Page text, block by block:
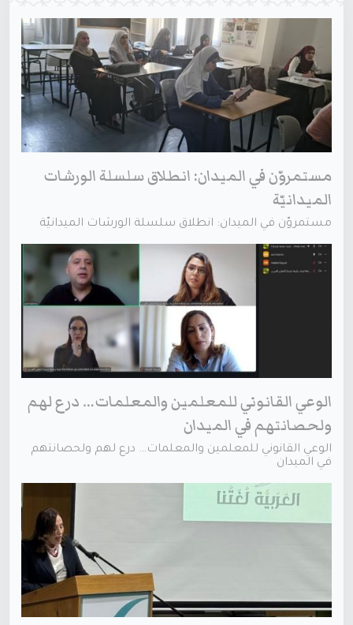
مستمروّن في الميدان: انطلاق سلسلة الورشات
الميدانيّة
مستمروّن في الميدان: انطلاق سلسلة الورشات الميدانيّة
الوعي القانوني للمعلمين والمعلمات… درع لهم
ولحصانتهم في الميدان
الوعي القانوني للمعلمين والمعلمات… درع لهم ولحصانتهم
في الميدان